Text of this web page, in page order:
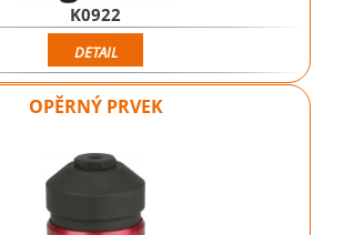
K0922
DETAIL
OPĚRNÝ PRVEK